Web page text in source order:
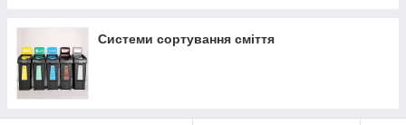
Системи сортування сміття